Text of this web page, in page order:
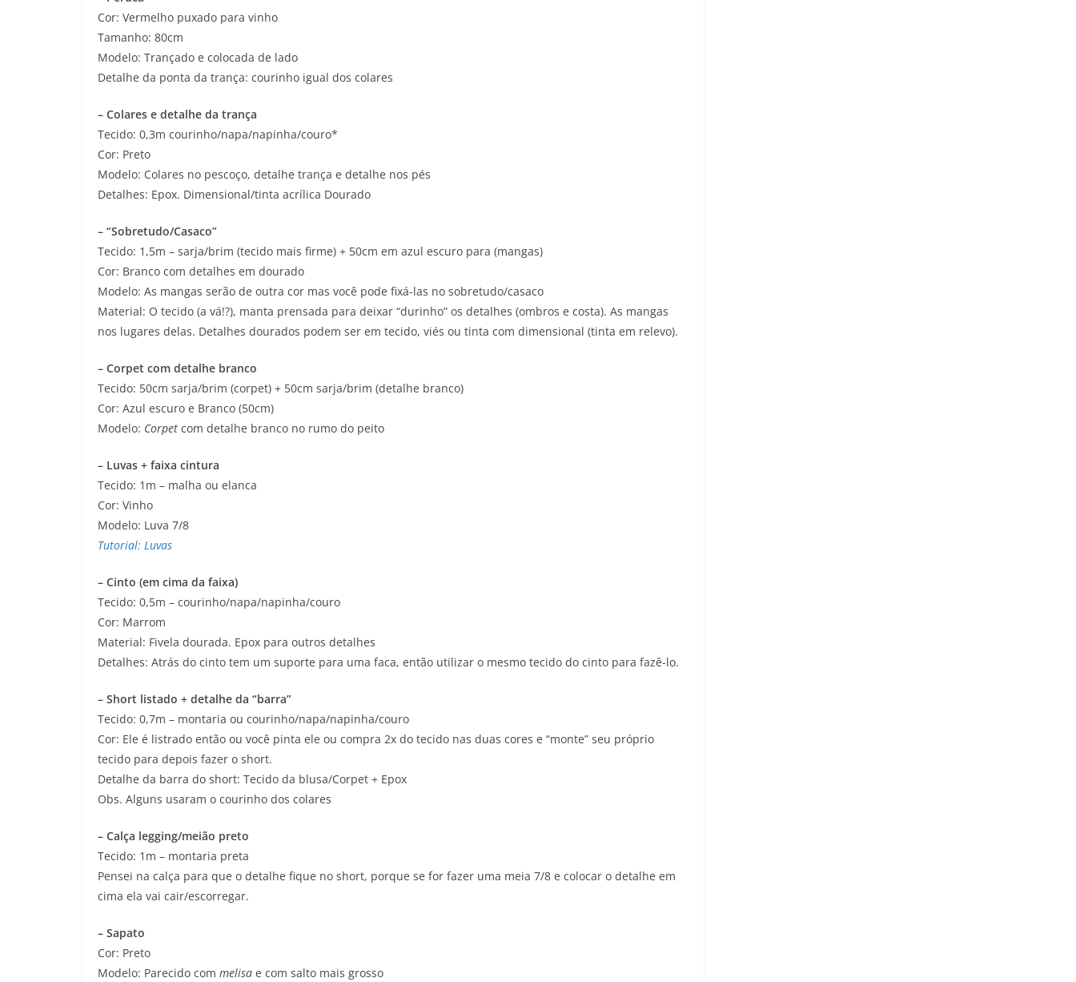
Cor: Vermelho puxado para vinho
Tamanho: 80cm
Modelo: Trançado e colocada de lado
Detalhe da ponta da trança: courinho igual dos colares
– Colares e detalhe da trança
Tecido: 0,3m courinho/napa/napinha/couro*
Cor: Preto
Modelo: Colares no pescoço, detalhe trança e detalhe nos pés
Detalhes: Epox. Dimensional/tinta acrílica Dourado
– “Sobretudo/Casaco”
Tecido: 1,5m – sarja/brim (tecido mais firme) + 50cm em azul escuro para (mangas)
Cor: Branco com detalhes em dourado
Modelo: As mangas serão de outra cor mas você pode fixá-las no sobretudo/casaco
Material: O tecido (a vá!?), manta prensada para deixar “durinho” os detalhes (ombros e costa). As mangas
nos lugares delas. Detalhes dourados podem ser em tecido, viés ou tinta com dimensional (tinta em relevo).
– Corpet com detalhe branco
Tecido: 50cm sarja/brim (corpet) + 50cm sarja/brim (detalhe branco)
Cor: Azul escuro e Branco (50cm)
Modelo: Corpet com detalhe branco no rumo do peito
– Luvas + faixa cintura
Tecido: 1m – malha ou elanca
Cor: Vinho
Modelo: Luva 7/8
Tutorial: Luvas
– Cinto (em cima da faixa)
Tecido: 0,5m – courinho/napa/napinha/couro
Cor: Marrom
Material: Fivela dourada. Epox para outros detalhes
Detalhes: Atrás do cinto tem um suporte para uma faca, então utilizar o mesmo tecido do cinto para fazê-lo.
– Short listado + detalhe da “barra”
Tecido: 0,7m – montaria ou courinho/napa/napinha/couro
Cor: Ele é listrado então ou você pinta ele ou compra 2x do tecido nas duas cores e “monte” seu próprio
tecido para depois fazer o short.
Detalhe da barra do short: Tecido da blusa/Corpet + Epox
Obs. Alguns usaram o courinho dos colares
– Calça legging/meião preto
Tecido: 1m – montaria preta
Pensei na calça para que o detalhe fique no short, porque se for fazer uma meia 7/8 e colocar o detalhe em
cima ela vai cair/escorregar.
– Sapato
Cor: Preto
Modelo: Parecido com melisa e com salto mais grosso